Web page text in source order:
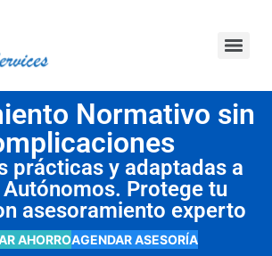
Normativo sin
prácticas y adaptadas a
Autónomos. Protege tu
asesoramiento experto
AHORROAGENDAR ASESORÍA